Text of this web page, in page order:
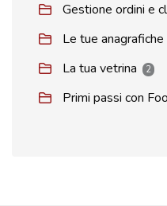
Gestione ordini e
Le tue anagrafiche
La tua vetrina 2
Primi passi con